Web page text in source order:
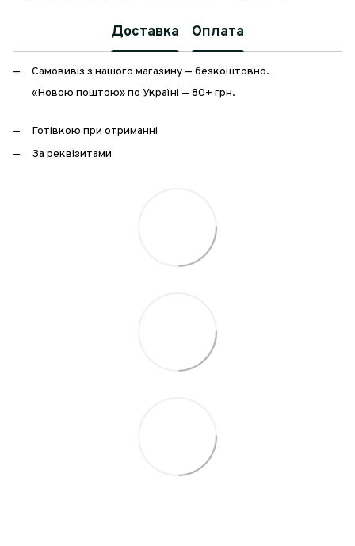
Доставка Оплата
Самовивіз з нашого магазину — безкоштовно.
«Новою поштою» по Україні — 80+ грн.
Готівкою при отриманні
За реквізитами